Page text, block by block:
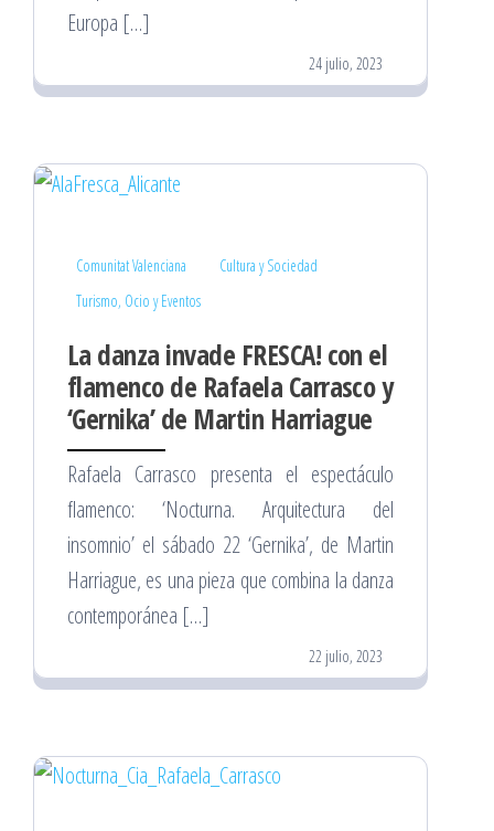
Europa […]
24 julio, 2023
Comunitat Valenciana
Cultura y Sociedad
Turismo, Ocio y Eventos
La danza invade FRESCA! con el
flamenco de Rafaela Carrasco y
‘Gernika’ de Martin Harriague
Rafaela Carrasco presenta el espectáculo
flamenco: ‘Nocturna. Arquitectura del
insomnio’ el sábado 22 ‘Gernika’, de Martin
Harriague, es una pieza que combina la danza
contemporánea […]
22 julio, 2023